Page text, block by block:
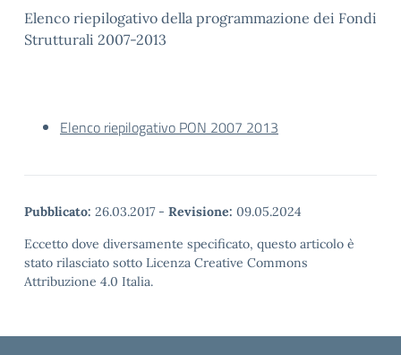
Elenco riepilogativo della programmazione dei Fondi
Strutturali 2007-2013
Elenco riepilogativo PON 2007 2013
Pubblicato: 26.03.2017 - Revisione: 09.05.2024
Eccetto dove diversamente specificato, questo articolo è
stato rilasciato sotto Licenza Creative Commons
Attribuzione 4.0 Italia.